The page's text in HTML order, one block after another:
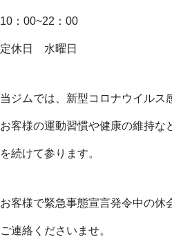
10：00~22：00
定休日 水曜日
当ジムでは、新型コロナウイルス
お客様の運動習慣や健康の維持な
を続けて参ります。
お客様で緊急事態宣言発令中の休
ご連絡くださいませ。